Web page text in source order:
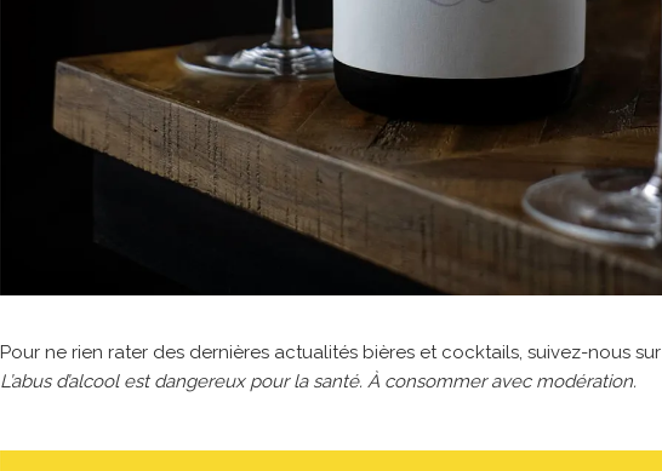
Pour ne rien rater des dernières actualités bières et cocktails, suivez-nous sur
L’abus d’alcool est dangereux pour la santé. À consommer avec modération.